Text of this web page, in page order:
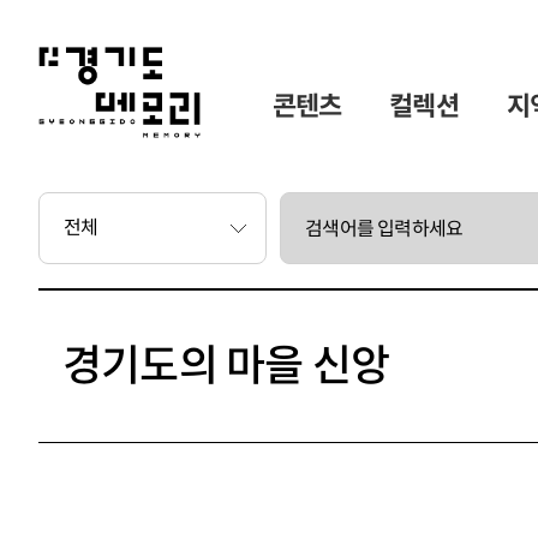
콘텐츠 컬렉션
아카이브 컬렉션
지
경기도의 마을 신앙